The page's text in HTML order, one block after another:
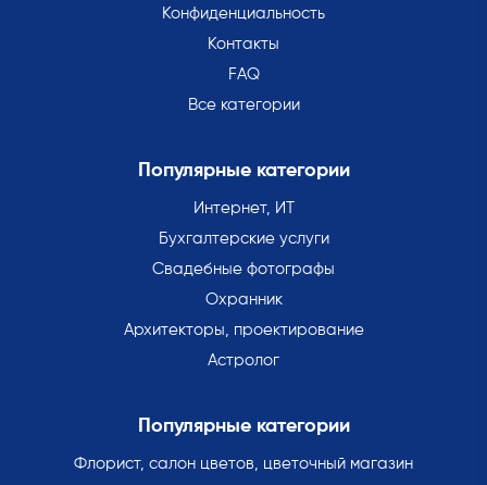
Конфиденциальность
Контакты
FAQ
Все категории
Популярные категории
Интернет, ИТ
Бухгалтерские услуги
Свадебные фотографы
Охранник
Архитекторы, проектирование
Астролог
Популярные категории
Флорист, салон цветов, цветочный магазин